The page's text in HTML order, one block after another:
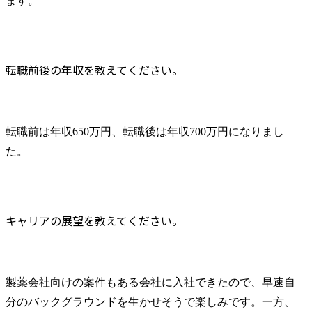
転職前後の年収を教えてください。
転職前は年収650万円、転職後は年収700万円になりまし
た。
キャリアの展望を教えてください。
製薬会社向けの案件もある会社に入社できたので、早速自
分のバックグラウンドを生かせそうで楽しみです。一方、